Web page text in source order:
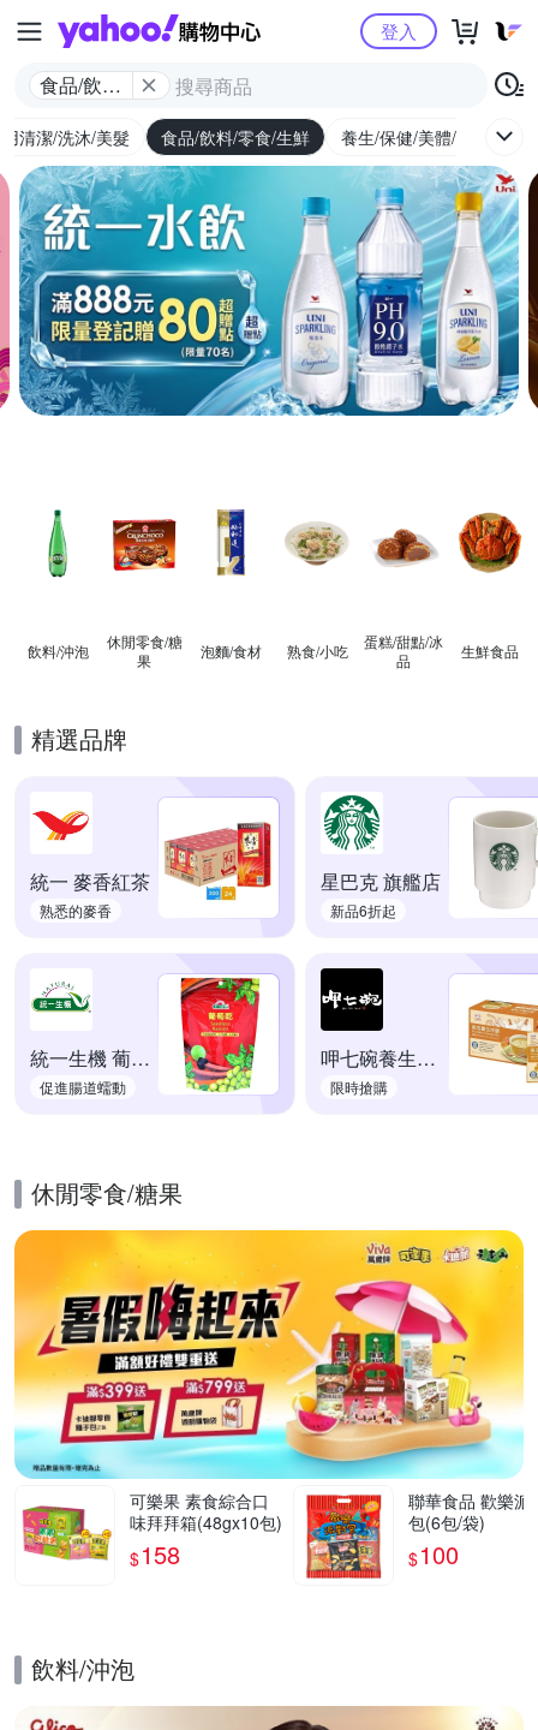
Yahoo購物中心
食品/飲料/
登入
清潔/洗沐/美髮 食品/飲料/零食/生鮮 養生/保健/美體/醫療
飲料/沖泡
休閒零食/糖
果
泡麵/食材 熟食/小吃
蛋糕/甜點/冰
品
生鮮食品
精選品牌
統一 麥香紅茶
熟悉的麥香
星巴克 旗艦店
新品6折起
統一生機 葡萄乾
促進腸道蠕動
呷七碗養生沖調
限時搶購
休閒零食/糖果
可樂果 素食綜合口
味拜拜箱(48gx10包)
$158
聯華食品 歡樂派
包(6包/袋)
$100
飲料/沖泡